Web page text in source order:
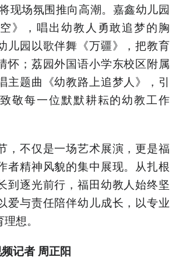
现场氛围推向高潮。嘉鑫幼儿园
》，唱出幼教人勇敢追梦的胸
儿园以歌伴舞《万疆》，把教育
怀；荔园外国语小学东校区附属
主题曲《幼教路上追梦人》，引
敬每一位默默耕耘的幼教工作
，不仅是一场艺术展演，更是福
者精神风貌的集中展现。从扎根
到逐光前行，福田幼教人始终坚
爱与责任陪伴幼儿成长，以专业
想。
记者 周正阳